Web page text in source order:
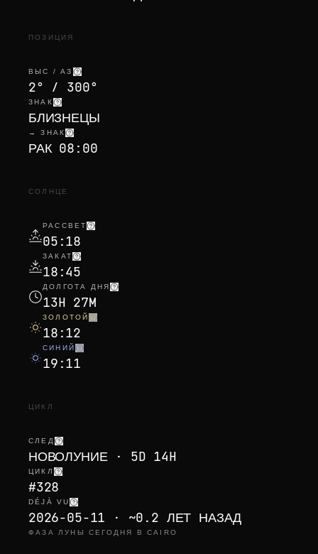
ПОЗИЦИЯ
ВЫС / АЗ
2° / 300°
ЗНАК
БЛИЗНЕЦЫ
→ ЗНАК
РАК 08:00
СОЛНЦЕ
РАССВЕТ
05:18
ЗАКАТ
18:45
ДОЛГОТА ДНЯ
13H 27M
ЗОЛОТОЙ
18:12
СИНИЙ
19:11
ЦИКЛ
СЛЕД
НОВОЛУНИЕ · 5D 14H
ЦИКЛ
#328
DÉJÀ VU
2026-05-11 · ~0.2 ЛЕТ НАЗАД
ФАЗА ЛУНЫ СЕГОДНЯ В CAIRO